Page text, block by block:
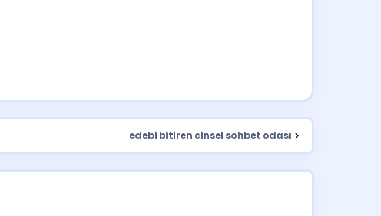
edebi bitiren cinsel sohbet odası